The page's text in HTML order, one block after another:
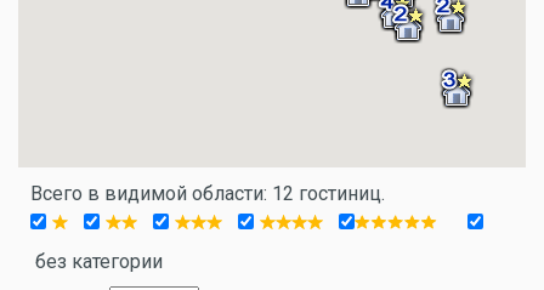
Всего в видимой области: 12 гостиниц.
без категории